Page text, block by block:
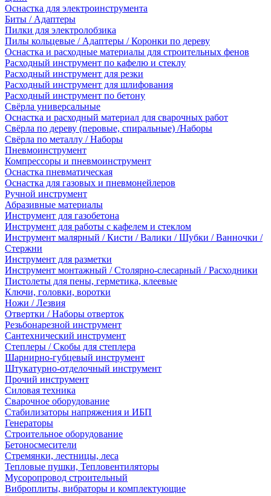
Оснастка для электроинструмента
Биты / Адаптеры
Пилки для электролобзика
Пилы кольцевые / Адаптеры / Коронки по дереву
Оснастка и расходные материалы для строительных фенов
Расходный инструмент по кафелю и стеклу
Расходный инструмент для резки
Расходный инструмент для шлифования
Расходный инструмент по бетону
Свёрла универсальные
Оснастка и расходный материал для сварочных работ
Свёрла по дереву (перовые, спиральные) /Наборы
Свёрла по металлу / Наборы
Пневмоинструмент
Компрессоры и пневмоинструмент
Оснастка пневматическая
Оснастка для газовых и пневмонейлеров
Ручной инструмент
Абразивные материалы
Инструмент для газобетона
Инструмент для работы с кафелем и стеклом
Инструмент малярный / Кисти / Валики / Шубки / Ванночки /
Стержни
Инструмент для разметки
Инструмент монтажный / Столярно-слесарный / Расходники
Пистолеты для пены, герметика, клеевые
Ключи, головки, воротки
Ножи / Лезвия
Отвертки / Наборы отверток
Резьбонарезной инструмент
Сантехнический инструмент
Степлеры / Скобы для степлера
Шарнирно-губцевый инструмент
Штукатурно-отделочный инструмент
Прочий инструмент
Силовая техника
Сварочное оборудование
Стабилизаторы напряжения и ИБП
Генераторы
Строительное оборудование
Бетоносмесители
Стремянки, лестницы, леса
Тепловые пушки, Тепловентиляторы
Мусоропровод строительный
Виброплиты, вибраторы и комплектующие